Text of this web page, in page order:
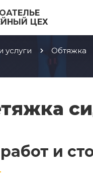
ЦЕХ
услуги Обтяжка
и